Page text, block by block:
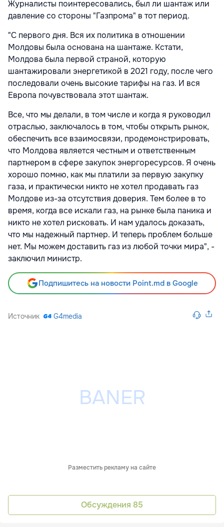
Журналисты поинтересовались, был ли шантаж или
давление со стороны "Газпрома" в тот период.
"С первого дня. Вся их политика в отношении
Молдовы была основана на шантаже. Кстати,
Молдова была первой страной, которую
шантажировали энергетикой в 2021 году, после чего
последовали очень высокие тарифы на газ. И вся
Европа почувствовала этот шантаж.
Все, что мы делали, в том числе и когда я руководил
отраслью, заключалось в том, чтобы открыть рынок,
обеспечить все взаимосвязи, продемонстрировать,
что Молдова является честным и ответственным
партнером в сфере закупок энергоресурсов. Я очень
хорошо помню, как мы платили за первую закупку
газа, и практически никто не хотел продавать газ
Молдове из-за отсутствия доверия. Тем более в то
время, когда все искали газ, на рынке была паника и
никто не хотел рисковать. И нам удалось доказать,
что мы надежный партнер. И теперь проблем больше
нет. Мы можем доставить газ из любой точки мира", -
заключил министр.
Подпишитесь на новости Point.md в Google
Источник G4media
Разместить рекламу на сайте
Обсуждения 85